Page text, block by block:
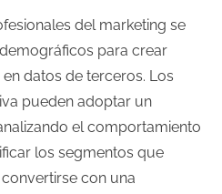
del marketing se
para crear
datos de terceros. Los
pueden adoptar un
el comportamiento
los segmentos que
con una